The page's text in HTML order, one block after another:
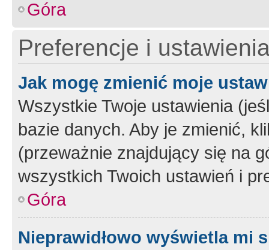
Góra
Preferencje i
Jak mogę zmienić moje
Wszystkie Twoje ustawienia
bazie danych. Aby je zmienić,
(przeważnie znajdujący się na
wszystkich Twoich ustawień i
Góra
Nieprawidłowo wyświetla mi